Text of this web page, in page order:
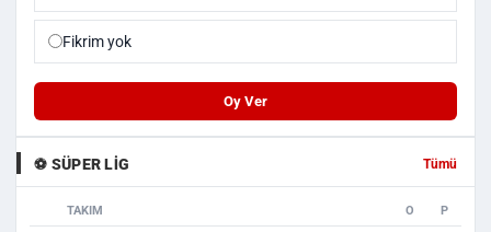
Fikrim yok
Oy Ver
⚽ SÜPER LIG Tümü
TAKIM O P